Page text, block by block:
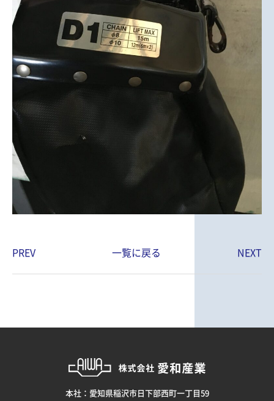
PREV 一覧に戻る NEXT
本社：愛知県稲沢市日下部西町一丁目59